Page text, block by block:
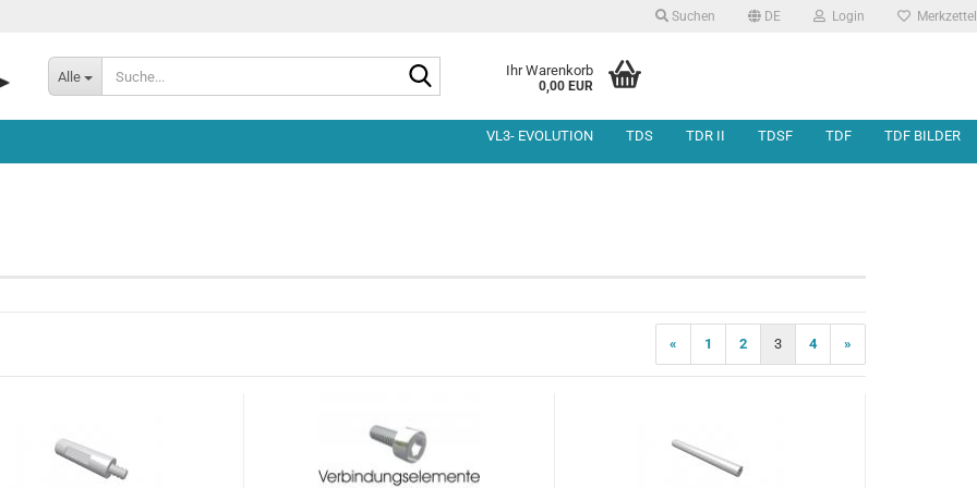
Suchen DE Login Merkzettel
Alle Ihr Warenkorb
0,00 EUR
3 - Sonstige Teile
4 - Rotorwelleneinheit
7 - Motorbefestigung
9 - Heckrotorgetriebe
TDR - 3 - Sonstige Teile
TDR - 4 - Rotorwelleneinheit
TDR - 6 - Anlenkung &
und Riemenumlenkung
TDR II - 3 - Sonstige Teile
TDR II - 4 - Rotorwelleneinheit
TDR II - 6 - Anlenkung &
TDR II - 7 - Motorbefestigung
TDR II - 8 -
Heckrohraufnahme und
VL3- EVOLUTION TDS TDR II TDSF TDF TDF BILDER
« 1 2 3 4 »